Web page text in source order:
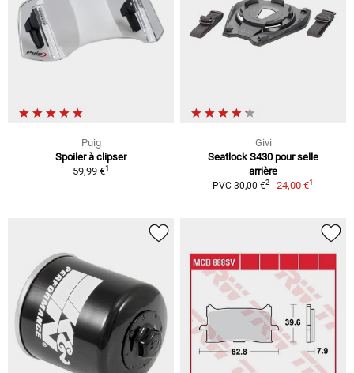
Puig
Spoiler à clipser
59,99 €1
Givi
Seatlock S430 pour selle
arrière
PVC 30,00 €2 24,00 €1